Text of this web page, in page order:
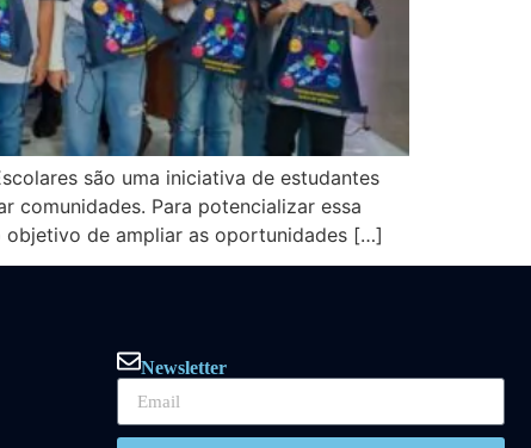
são uma iniciativa de estudantes
comunidades. Para potencializar essa
objetivo de ampliar as oportunidades […]
Newsletter